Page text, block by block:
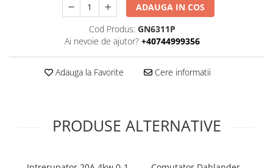
ADAUGA IN COS
Cod Produs: GN6311P
Ai nevoie de ajutor? +40744999356
Adauga la Favorite Cere informatii
PRODUSE ALTERNATIVE